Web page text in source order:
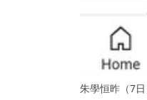
朱學恒昨（7